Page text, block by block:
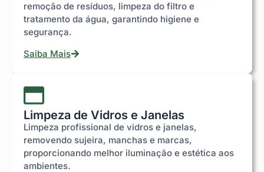
remoção de resíduos, limpeza do filtro e
tratamento da água, garantindo higiene e
segurança.
Saiba Mais
Limpeza de Vidros e Janelas
Limpeza profissional de vidros e janelas,
removendo sujeira, manchas e marcas,
proporcionando melhor iluminação e estética aos
ambientes.